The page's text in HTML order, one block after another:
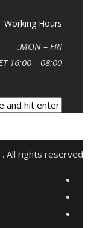
Working Hours
MON – FRI:
08:00 – 16:00 CET
. All rights reserved